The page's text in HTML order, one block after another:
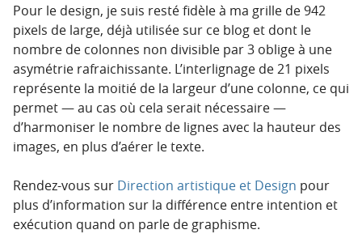
Pour le design, je suis resté fidèle à ma grille de 942
pixels de large, déjà utilisée sur ce blog et dont le
nombre de colonnes non divisible par 3 oblige à une
asymétrie rafraichissante. L’interlignage de 21 pixels
représente la moitié de la largeur d’une colonne, ce qui
permet — au cas où cela serait nécessaire —
d’harmoniser le nombre de lignes avec la hauteur des
images, en plus d’aérer le texte.
Rendez-vous sur Direction artistique et Design pour
plus d’information sur la différence entre intention et
exécution quand on parle de graphisme.